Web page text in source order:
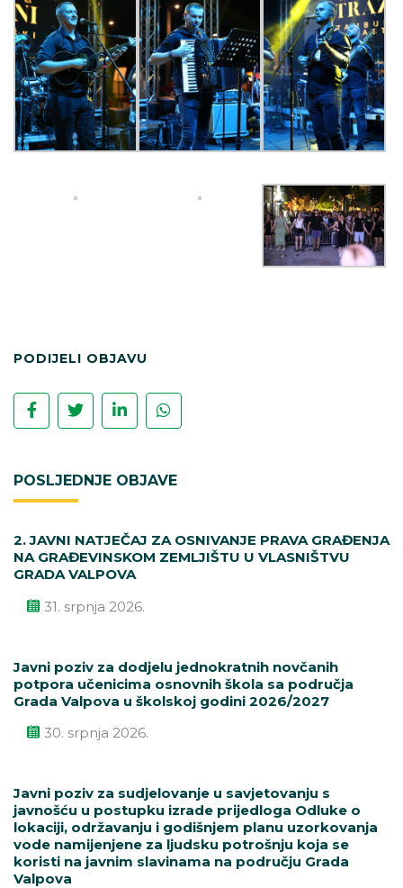
PODIJELI OBJAVU
POSLJEDNJE OBJAVE
2. JAVNI NATJEČAJ ZA OSNIVANJE PRAVA GRAĐENJA
NA GRAĐEVINSKOM ZEMLJIŠTU U VLASNIŠTVU
GRADA VALPOVA
31. srpnja 2026.
Javni poziv za dodjelu jednokratnih novčanih
potpora učenicima osnovnih škola sa područja
Grada Valpova u školskoj godini 2026/2027
30. srpnja 2026.
Javni poziv za sudjelovanje u savjetovanju s
javnošću u postupku izrade prijedloga Odluke o
lokaciji, održavanju i godišnjem planu uzorkovanja
vode namijenjene za ljudsku potrošnju koja se
koristi na javnim slavinama na području Grada
Valpova